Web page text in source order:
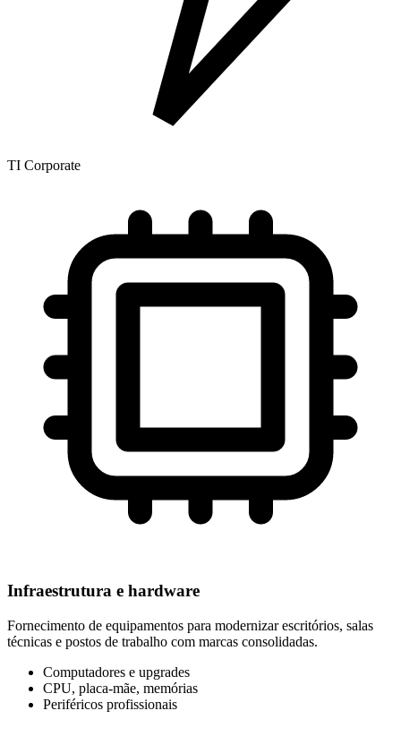
TI Corporate
Infraestrutura e hardware
Fornecimento de equipamentos para modernizar escritórios, salas
técnicas e postos de trabalho com marcas consolidadas.
Computadores e upgrades
CPU, placa-mãe, memórias
Periféricos profissionais